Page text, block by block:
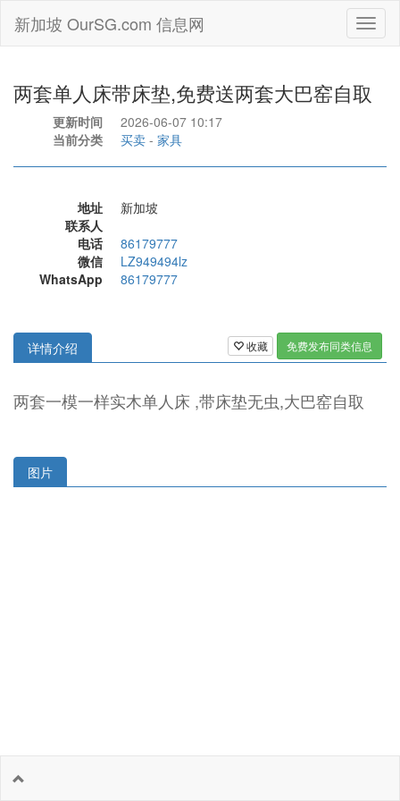
新加坡 OurSG.com 信息网
两套单人床带床垫,免费送两套大巴窑自取
更新时间
2026-06-07 10:17
当前分类
买卖 - 家具
地址
新加坡
联系人
电话
86179777
微信
LZ949494lz
WhatsApp
86179777
收藏 免费发布同类信息
详情介绍
两套一模一样实木单人床 ,带床垫无虫,大巴窑自取
图片